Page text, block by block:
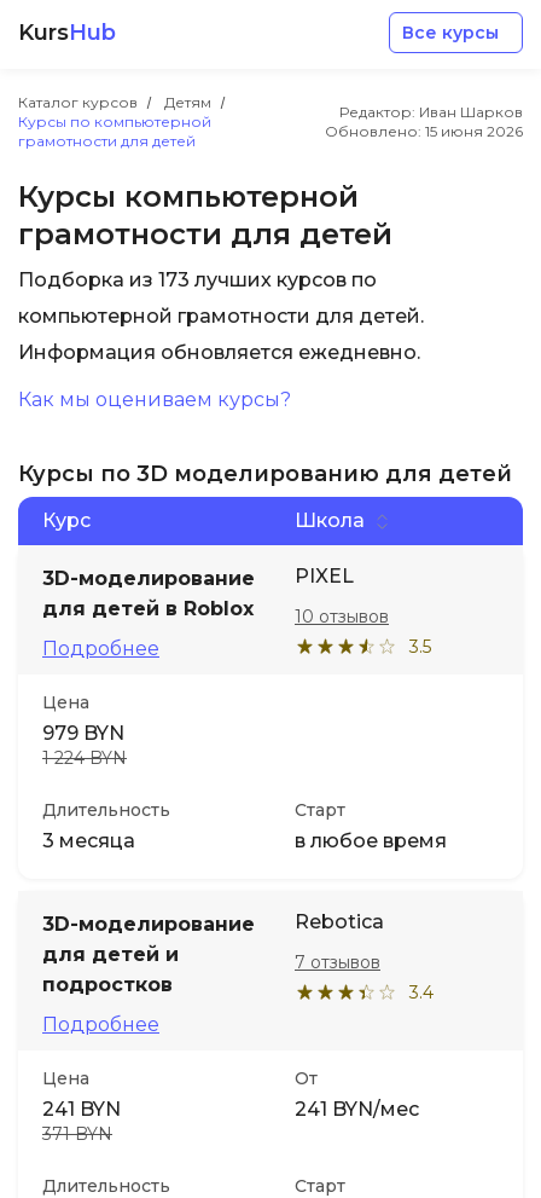
KursHub Все курсы
Каталог курсов
Детям
Курсы по компьютерной
грамотности для детей
Редактор: Иван Шарков
Обновлено: 15 июня 2026
Курсы компьютерной
грамотности для детей
Подборка из 173 лучших курсов по
компьютерной грамотности для детей.
Информация обновляется ежедневно.
Как мы оцениваем курсы?
Курсы по 3D моделированию для детей
Курс Школа
3D-моделирование
для детей в Roblox
Подробнее
PIXEL
3.5
10 отзывов
Цена
979 BYN
1 224 BYN
Длительность
3 месяца
Старт
в любое время
3D-моделирование
для детей и
подростков
Подробнее
Rebotica
3.4
7 отзывов
Цена
241 BYN
371 BYN
От
241 BYN/мес
Длительность Старт
Маркетинг
Дизайн
Аналитика
Менеджмент
Иностранные языки
Soft Skills
ДПО
Детям